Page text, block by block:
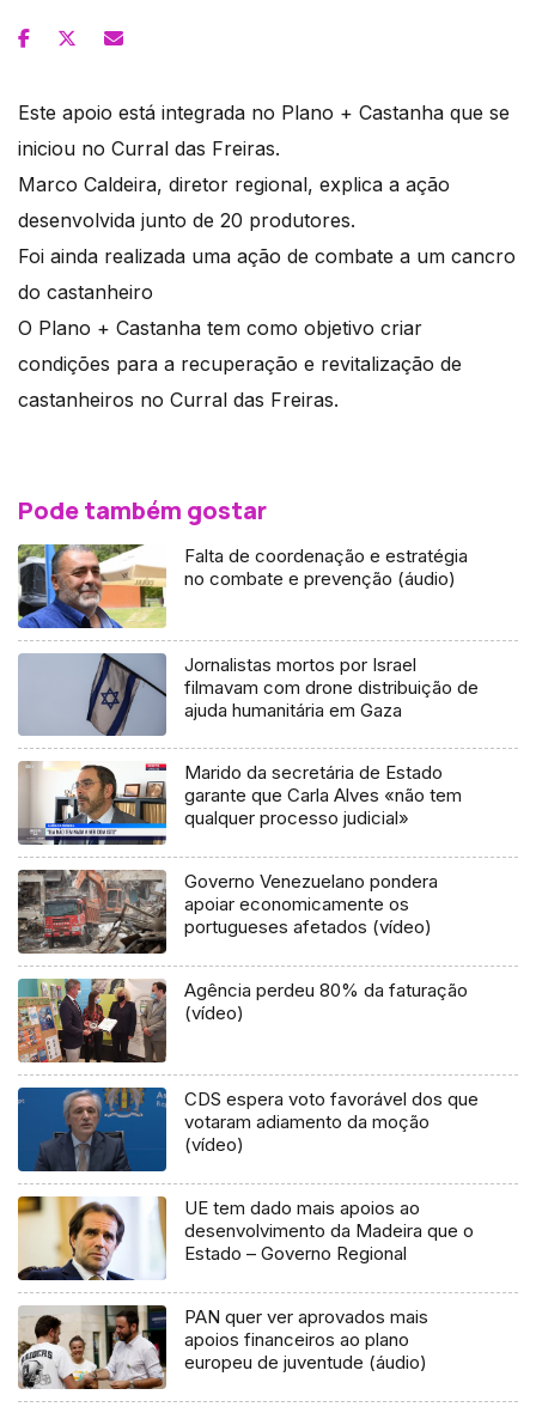
Este apoio está integrada no Plano + Castanha que se
iniciou no Curral das Freiras.
Marco Caldeira, diretor regional, explica a ação
desenvolvida junto de 20 produtores.
Foi ainda realizada uma ação de combate a um cancro
do castanheiro
O Plano + Castanha tem como objetivo criar
condições para a recuperação e revitalização de
castanheiros no Curral das Freiras.
Pode também gostar
Falta de coordenação e estratégia
no combate e prevenção (áudio)
Jornalistas mortos por Israel
filmavam com drone distribuição de
ajuda humanitária em Gaza
Marido da secretária de Estado
garante que Carla Alves «não tem
qualquer processo judicial»
Governo Venezuelano pondera
apoiar economicamente os
portugueses afetados (vídeo)
Agência perdeu 80% da faturação
(vídeo)
CDS espera voto favorável dos que
votaram adiamento da moção
(vídeo)
UE tem dado mais apoios ao
desenvolvimento da Madeira que o
Estado – Governo Regional
PAN quer ver aprovados mais
apoios financeiros ao plano
europeu de juventude (áudio)